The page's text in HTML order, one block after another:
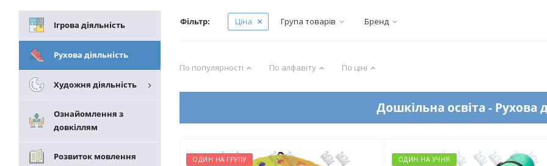
Фільтр: Ціна Група товарів Бренд
По популярності По алфавіту По ціні
Дошкільна освіта - Рухова
ОДИН НА ГРУПУ ОДИН НА УЧНЯ
Ігрова діяльність
Рухова діяльність
Художня діяльність
Ознайомлення з
довкіллям
Розвиток мовлення